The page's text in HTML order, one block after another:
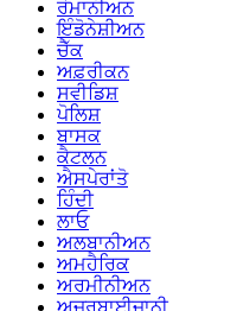
ਰੋਮਾਨੀਅਨ
ਇੰਡੋਨੇਸ਼ੀਅਨ
ਚੈੱਕ
ਅਫ਼ਰੀਕਨ
ਸਵੀਡਿਸ਼
ਪੋਲਿਸ਼
ਬਾਸਕ
ਕੈਟਲਨ
ਐਸਪੇਰਾਂਤੋ
ਹਿੰਦੀ
ਲਾਓ
ਅਲਬਾਨੀਅਨ
ਅਮਹੈਰਿਕ
ਅਰਮੀਨੀਅਨ
ਅਜ਼ਰਬਾਈਜਾਨੀ